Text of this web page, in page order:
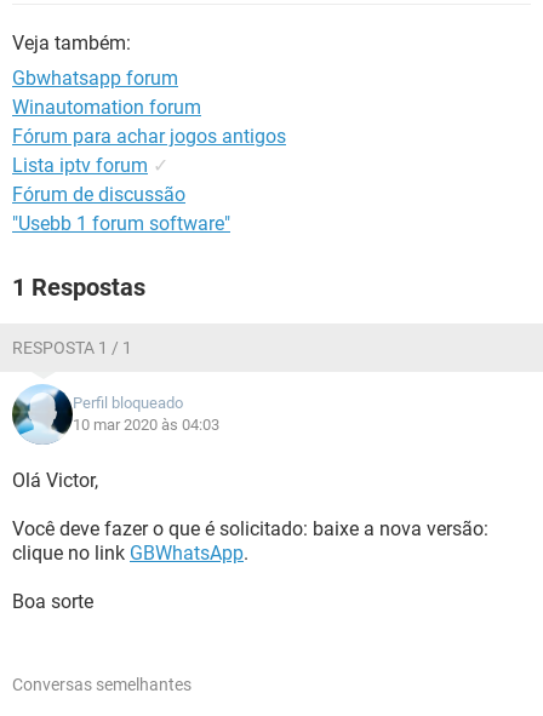
Veja também:
Gbwhatsapp forum
Winautomation forum
Fórum para achar jogos antigos
Lista iptv forum ✓
Fórum de discussão
"Usebb 1 forum software"
1 Respostas
RESPOSTA 1 / 1
Perfil bloqueado
10 mar 2020 às 04:03
Olá Victor,
Você deve fazer o que é solicitado: baixe a nova versão:
clique no link GBWhatsApp.
Boa sorte
Conversas semelhantes